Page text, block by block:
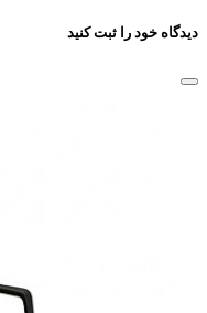
دیدگاه خود را ثبت کنید